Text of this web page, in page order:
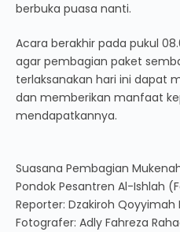
berbuka puasa nanti.
Acara berakhir pada pukul
agar pembagian paket
terlaksanakan hari ini dapat
dan memberikan manfaat
mendapatkannya.
Suasana Pembagian
Pondok Pesantren Al-Ishlah
Reporter: Dzakiroh Qoyyimah
Fotografer: Adly Fahreza